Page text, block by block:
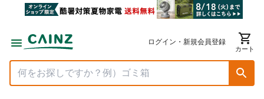
ログイン・新規会員登録
カート